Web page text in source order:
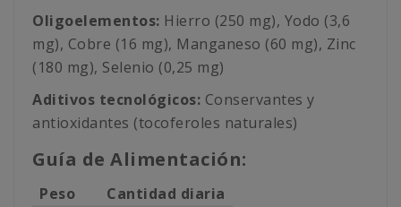
Oligoelementos: Hierro (250 mg), Yodo (3,6
mg), Cobre (16 mg), Manganeso (60 mg), Zinc
(180 mg), Selenio (0,25 mg)
Aditivos tecnológicos: Conservantes y
antioxidantes (tocoferoles naturales)
Guía de Alimentación:
Peso
Cantidad diaria